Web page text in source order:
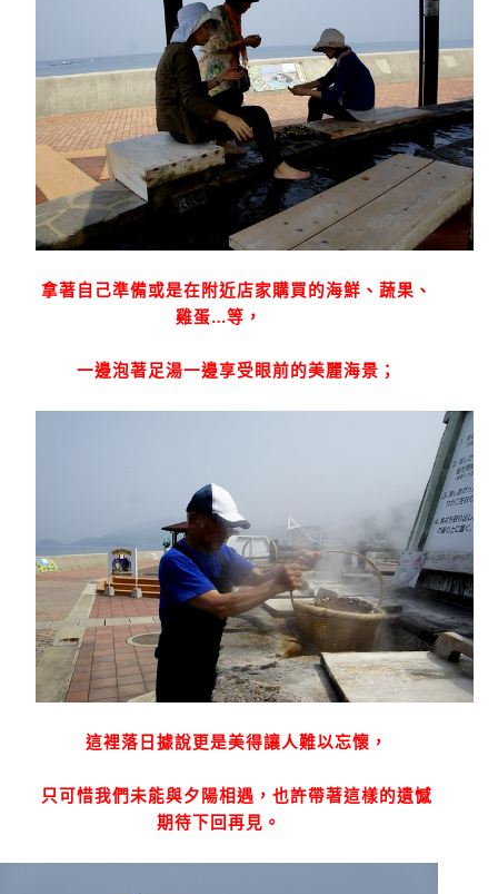
拿著自己準備或是在附近店家購買的海鮮、蔬果、
雞蛋…等，
一邊泡著足湯一邊享受眼前的美麗海景；
這裡落日據說更是美得讓人難以忘懷，
只可惜我們未能與夕陽相遇，也許帶著這樣的遺憾
期待下回再見。